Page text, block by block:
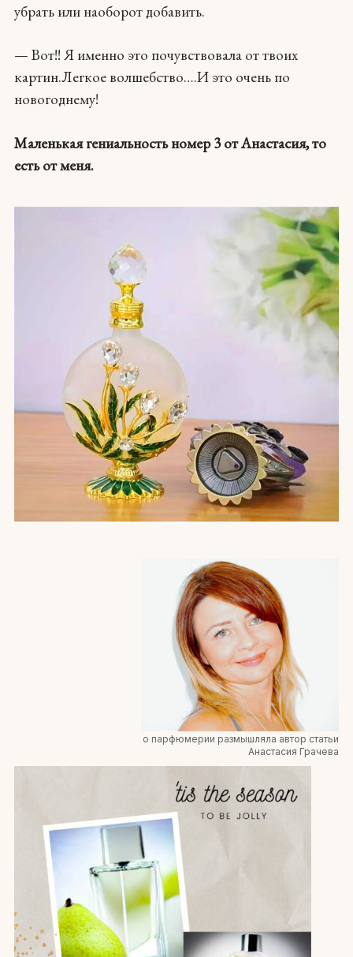
убрать или наоборот добавить.
— Вот!! Я именно это почувствовала от твоих
картин.Легкое волшебство….И это очень по
новогоднему!
Маленькая гениальность номер 3 от Анастасия, то
есть от меня.
о парфюмерии размышляла автор статьи
Анастасия Грачева